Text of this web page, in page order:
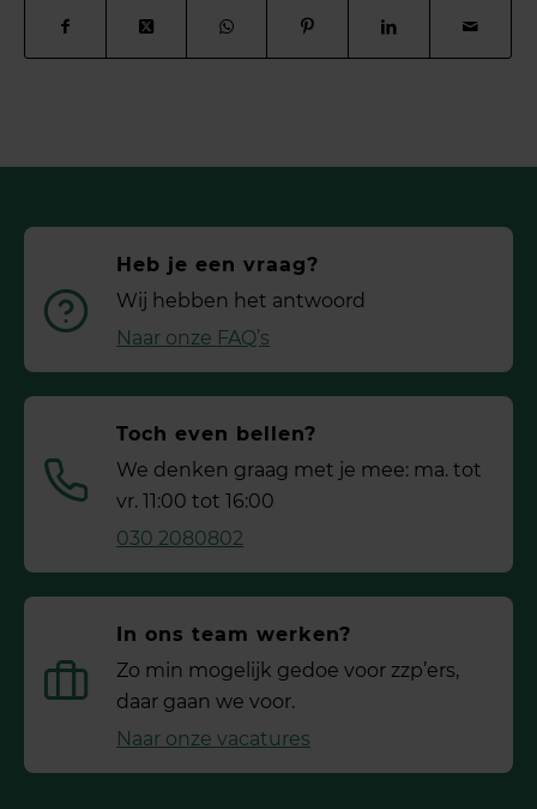
Heb je een vraag?
Wij hebben het antwoord
Naar onze FAQ’s
Toch even bellen?
We denken graag met je mee: ma. tot
vr. 11:00 tot 16:00
030 2080802
In ons team werken?
Zo min mogelijk gedoe voor ­zzp’ers,
daar gaan we voor.
Naar onze vacatures